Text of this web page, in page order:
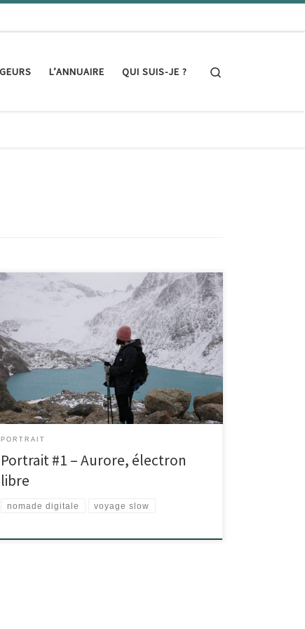
L’ANNUAIRE QUI SUIS-JE ?
PORTRAIT
Portrait #1 – Aurore, électron
libre
nomade digitale voyage slow